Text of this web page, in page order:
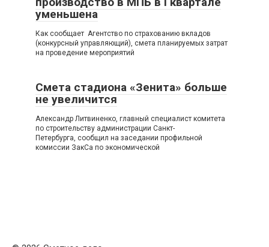
уменьшена
Как сообщает Агентство по страхованию вкладов
(конкурсный управляющий), смета планируемых затрат
на проведение мероприятий
Смета стадиона «Зенита» больше
не увеличится
Александр Литвиненко, главный специалист комитета
по строительству администрации Санкт-
Петербурга, сообщил на заседании профильной
комиссии ЗакСа по экономической